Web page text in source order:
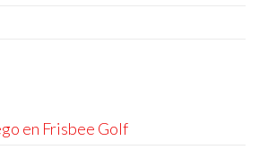
en Frisbee Golf